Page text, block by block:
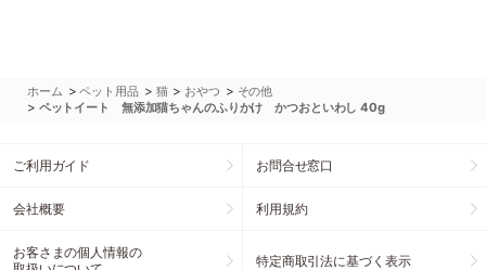
ホーム >ペット用品 > 猫 > おやつ > その他
> ペットイート 無添加猫ちゃんのふりかけ かつおといわし 40g
ご利用ガイド お問合せ窓口
会社概要 利用規約
お客さまの個人情報の
特定商取引法に基づく表示